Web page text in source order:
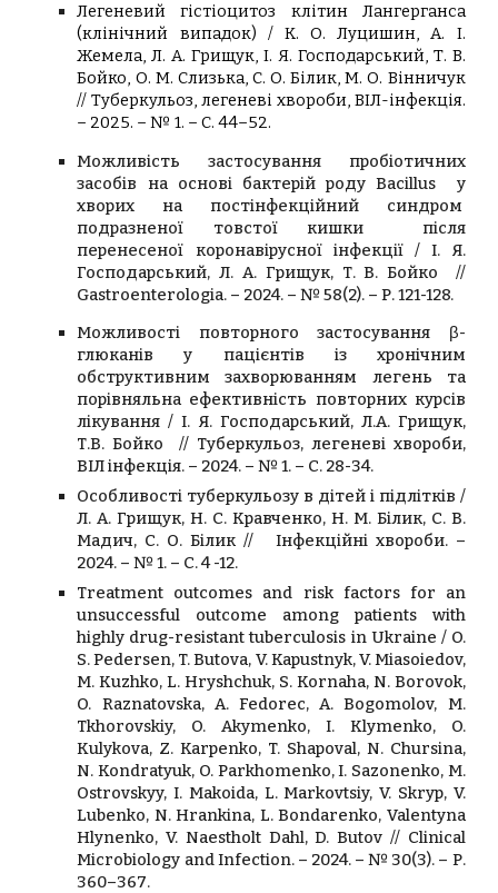
Легеневий гістіоцитоз клітин Лангерганса
(клінічний випадок) / К. О. Луцишин, А. І.
Жемела, Л. А. Грищук, І. Я. Господарський, Т. В.
Бойко, О. М. Слизька, С. О. Білик, М. О. Вінничук
// Туберкульоз, легеневі хвороби, ВІЛ-інфекція.
– 2025. – № 1. – С. 44–52.
Можливість застосування пробіотичних
засобів на основі бактерій роду Bacillus у
хворих на постінфекційний синдром
подразненої товстої кишки після
перенесеної коронавірусної інфекції /І. Я.
Господарський, Л. А. Грищук, Т. В. Бойко //
Gastroenterologia. – 2024. – №58(2). –Р.121-128.
Можливості повторного застоcування β-
глюканів у пацієнтів із хронічним
обструктивним захворюванням легень та
порівняльна ефективність повторних курсів
лікування /І. Я. Господарський, Л.А. Грищук,
Т.В. Бойко // Туберкульоз, легеневі хвороби,
ВІЛ інфекція. – 2024. – №1. – С. 28-34.
Особливості туберкульозу в дітей і підлітків /
Л. А. Грищук, Н. С. Кравченко, Н. М. Білик, С. В.
Мадич, С. О. Білик // Інфекційні хвороби. –
2024. – № 1. – С. 4 -12.
Treatment outcomes and risk factors for an
unsuccessful outcome among patients with
highly drug-resistant tuberculosis in Ukraine / O.
S. Pedersen, T. Butova, V. Kapustnyk, V. Miasoiedov,
M. Kuzhko, L. Hryshchuk, S. Kornaha, N. Borovok,
O. Raznatovska, A. Fedorec, A. Bogomolov, M.
Tkhorovskiy, O. Akymenko, I. Klymenko, O.
Kulykova, Z. Karpenko, T. Shapoval, N. Chursina,
N. Kondratyuk, O. Parkhomenko, I. Sazonenko, M.
Ostrovskyy, I. Makoida, L. Markovtsiy, V. Skryp, V.
Lubenko, N. Hrankina, L. Bondarenko, Valentyna
Hlynenko, V. Naestholt Dahl, D. Butov // Clinical
Microbiology and Infection. – 2024. –№ 30(3). – Р.
360–367.